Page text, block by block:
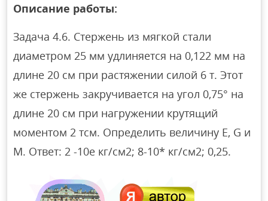
Описание работы:
Задача 4.6. Стержень из мягкой стали
диаметром 25 мм удлиняется на 0,122 мм на
длине 20 см при растяжении силой 6 т. Этот
же стержень закручивается на угол 0,75° на
длине 20 см при нагружении крутящий
моментом 2 тсм. Определить величину Е, G и
М. Ответ: 2 -10е кг/см2; 8-10* кг/см2; 0,25.